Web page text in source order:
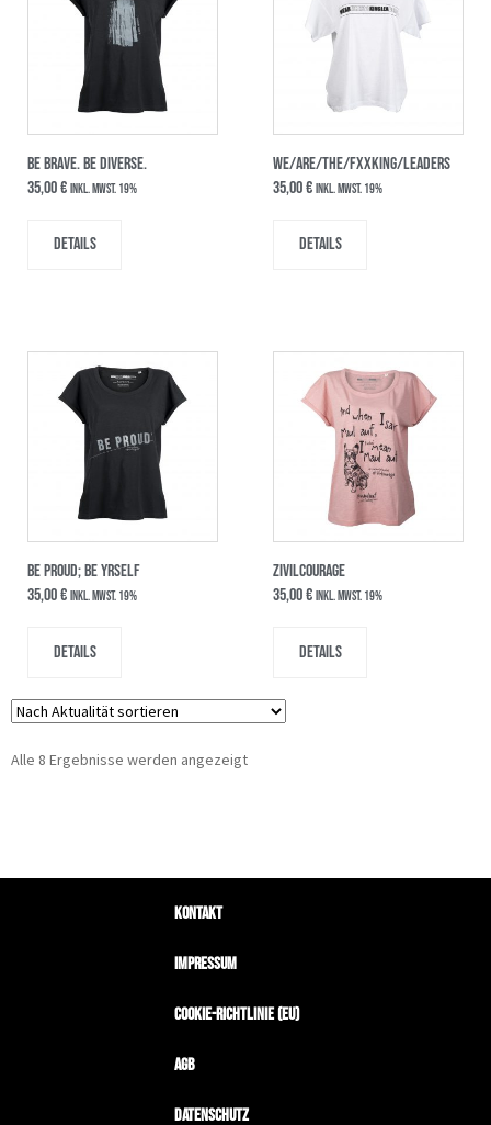
BE BRAVE. BE DIVERSE.
35,00€ inkl. MwSt. 19%
Details
WE/ARE/THE/FxxKING/LEADERS
35,00€ inkl. MwSt. 19%
Details
BE PROUD; BE YRSELF
35,00€ inkl. MwSt. 19%
Details
ZIVILCOURAGE
35,00€ inkl. MwSt. 19%
Details
Alle 8 Ergebnisse werden angezeigt
Kontakt
Impressum
Cookie-Richtlinie (EU)
AGB
Datenschutz